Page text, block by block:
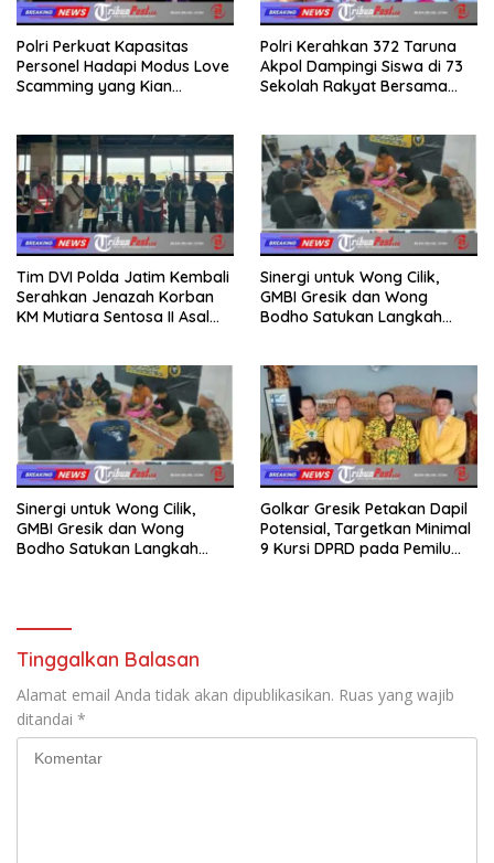
Polri Perkuat Kapasitas
Personel Hadapi Modus Love
Scamming yang Kian
Polri Kerahkan 372 Taruna
Akpol Dampingi Siswa di 73
Sekolah Rakyat Bersama
Tim DVI Polda Jatim Kembali
Serahkan Jenazah Korban
KM Mutiara Sentosa II Asal
Sinergi untuk Wong Cilik,
GMBI Gresik dan Wong
Bodho Satukan Langkah
Sinergi untuk Wong Cilik,
GMBI Gresik dan Wong
Bodho Satukan Langkah
Golkar Gresik Petakan Dapil
Potensial, Targetkan Minimal
9 Kursi DPRD pada Pemilu
Tinggalkan Balasan
Alamat email Anda tidak akan dipublikasikan. Ruas yang wajib
ditandai *